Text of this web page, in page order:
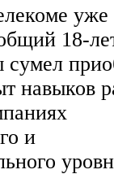
18-
навыков
и